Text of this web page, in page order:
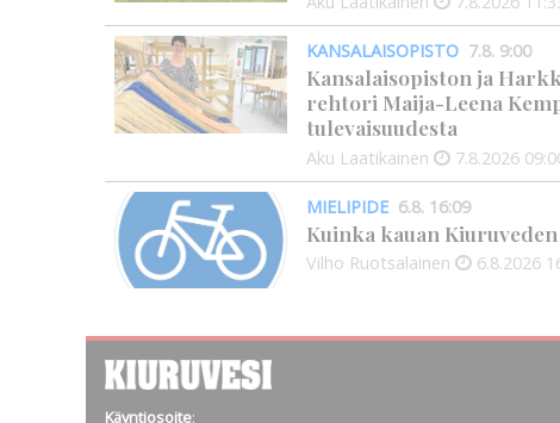
KANSALAISOPISTO 7.8. 9:00
Kansalaisopiston ja
rehtori Maija-Leena
tulevaisuudesta
Aku Laatikainen 7.8.2026
MIELIPIDE 6.8. 16:09
Kuinka kauan
Vilho Ruotsalainen 6.8.2026
Käyntiosoite: